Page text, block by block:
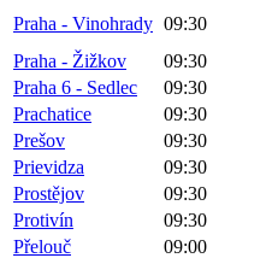
Praha - Vinohrady 09:30
Praha - Žižkov
09:30
Praha 6 - Sedlec
09:30
Prachatice
09:30
Prešov
09:30
Prievidza
09:30
Prostějov
09:30
Protivín
09:30
Přelouč
09:00